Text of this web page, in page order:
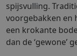
spijsvulling.
voorgebakken en
een krokante
dan de ‘gewone’